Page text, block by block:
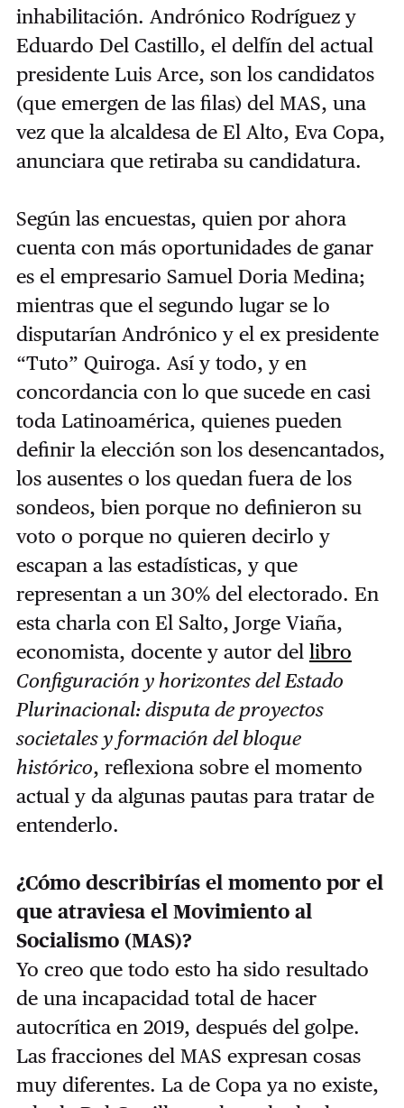
inhabilitación. Andrónico Rodríguez y
Eduardo Del Castillo, el delfín del actual
presidente Luis Arce, son los candidatos
(que emergen de las filas) del MAS, una
vez que la alcaldesa de El Alto, Eva Copa,
anunciara que retiraba su candidatura.
Según las encuestas, quien por ahora
cuenta con más oportunidades de ganar
es el empresario Samuel Doria Medina;
mientras que el segundo lugar se lo
disputarían Andrónico y el ex presidente
“Tuto” Quiroga. Así y todo, y en
concordancia con lo que sucede en casi
toda Latinoamérica, quienes pueden
definir la elección son los desencantados,
los ausentes o los quedan fuera de los
sondeos, bien porque no definieron su
voto o porque no quieren decirlo y
escapan a las estadísticas, y que
representan a un 30% del electorado. En
esta charla con El Salto, Jorge Viaña,
economista, docente y autor del libro
Configuración y horizontes del Estado
Plurinacional: disputa de proyectos
societales y formación del bloque
histórico, reflexiona sobre el momento
actual y da algunas pautas para tratar de
entenderlo.
¿Cómo describirías el momento por el
que atraviesa el Movimiento al
Socialismo (MAS)?
Yo creo que todo esto ha sido resultado
de una incapacidad total de hacer
autocrítica en 2019, después del golpe.
Las fracciones del MAS expresan cosas
muy diferentes. La de Copa ya no existe,